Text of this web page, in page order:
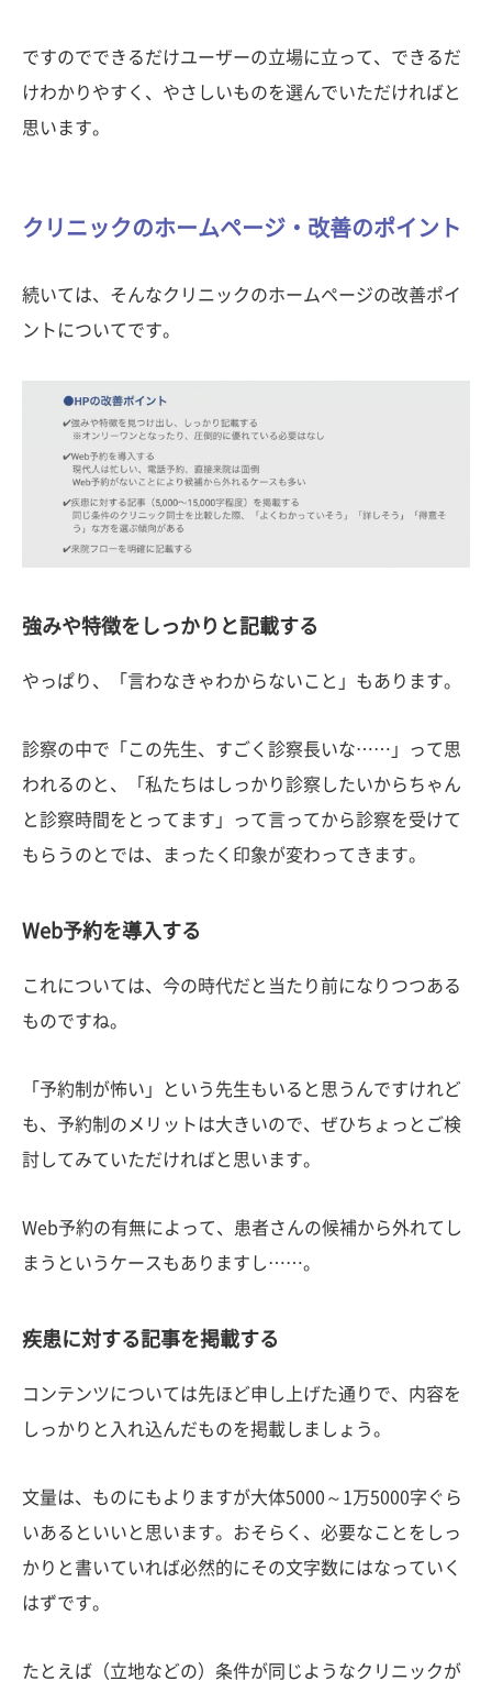
ですのでできるだけユーザーの立場に立って、できるだ
けわかりやすく、やさしいものを選んでいただければと
思います。
クリニックのホームページ・改善のポイント
続いては、そんなクリニックのホームページの改善ポイ
ントについてです。
強みや特徴をしっかりと記載する
やっぱり、「言わなきゃわからないこと」もあります。
診察の中で「この先生、すごく診察長いな……」って思
われるのと、「私たちはしっかり診察したいからちゃん
と診察時間をとってます」って言ってから診察を受けて
もらうのとでは、まったく印象が変わってきます。
Web予約を導入する
これについては、今の時代だと当たり前になりつつある
ものですね。
「予約制が怖い」という先生もいると思うんですけれど
も、予約制のメリットは大きいので、ぜひちょっとご検
討してみていただければと思います。
Web予約の有無によって、患者さんの候補から外れてし
まうというケースもありますし……。
疾患に対する記事を掲載する
コンテンツについては先ほど申し上げた通りで、内容を
しっかりと入れ込んだものを掲載しましょう。
文量は、ものにもよりますが大体5000～1万5000字ぐら
いあるといいと思います。おそらく、必要なことをしっ
かりと書いていれば必然的にその文字数にはなっていく
はずです。
たとえば（立地などの）条件が同じようなクリニックが